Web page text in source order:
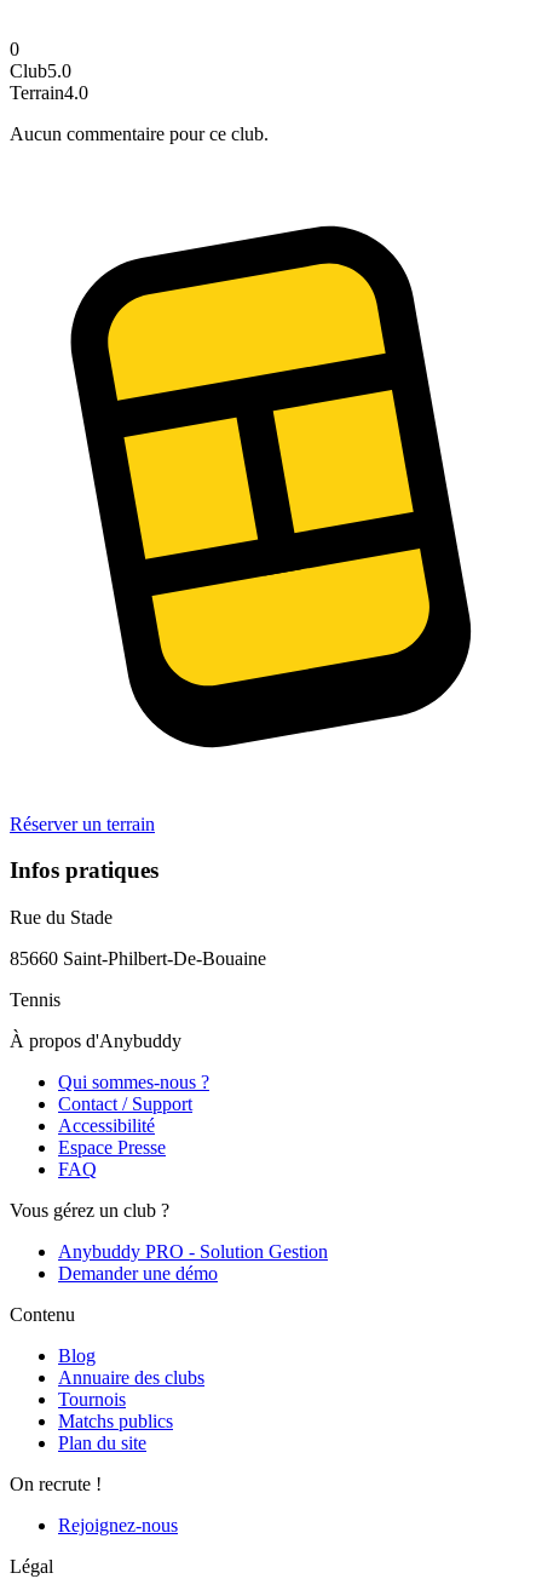
0
Club5.0
Terrain4.0
Aucun commentaire pour ce club.
Réserver un terrain
Infos pratiques
Rue du Stade
85660 Saint-Philbert-De-Bouaine
Tennis
À propos d'Anybuddy
Qui sommes-nous ?
Contact / Support
Accessibilité
Espace Presse
FAQ
Vous gérez un club ?
Anybuddy PRO - Solution Gestion
Demander une démo
Contenu
Blog
Annuaire des clubs
Tournois
Matchs publics
Plan du site
On recrute !
Rejoignez-nous
Légal